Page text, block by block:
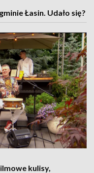
Łasin. Udało się?
kulisy,